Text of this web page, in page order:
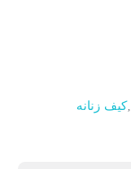
,کیف زنانه